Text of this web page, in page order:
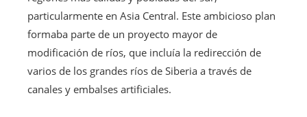
particularmente en Asia Central. Este ambicioso plan
formaba parte de un proyecto mayor de
modificación de ríos, que incluía la redirección de
varios de los grandes ríos de Siberia a través de
canales y embalses artificiales.